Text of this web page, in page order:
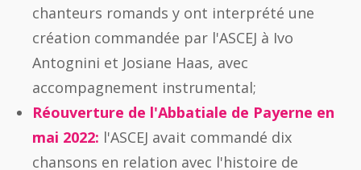
chanteurs romands y ont interprété une
création commandée par l'ASCEJ à Ivo
Antognini et Josiane Haas, avec
accompagnement instrumental;
Réouverture de l'Abbatiale de Payerne en
mai 2022: l'ASCEJ avait commandé dix
chansons en relation avec l'histoire de